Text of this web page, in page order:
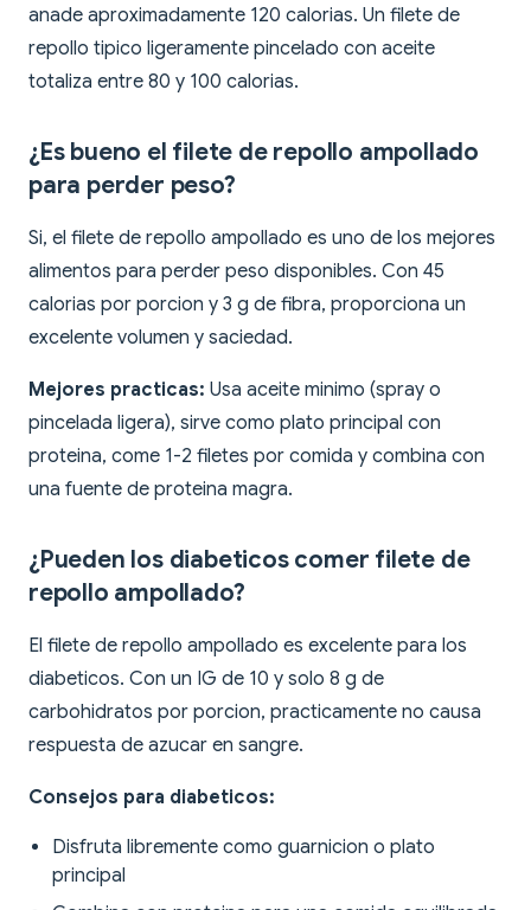
anade aproximadamente 120 calorias. Un filete de
repollo tipico ligeramente pincelado con aceite
totaliza entre 80 y 100 calorias.
¿Es bueno el filete de repollo ampollado
para perder peso?
Si, el filete de repollo ampollado es uno de los mejores
alimentos para perder peso disponibles. Con 45
calorias por porcion y 3 g de fibra, proporciona un
excelente volumen y saciedad.
Mejores practicas: Usa aceite minimo (spray o
pincelada ligera), sirve como plato principal con
proteina, come 1-2 filetes por comida y combina con
una fuente de proteina magra.
¿Pueden los diabeticos comer filete de
repollo ampollado?
El filete de repollo ampollado es excelente para los
diabeticos. Con un IG de 10 y solo 8 g de
carbohidratos por porcion, practicamente no causa
respuesta de azucar en sangre.
Consejos para diabeticos:
Disfruta libremente como guarnicion o plato
principal